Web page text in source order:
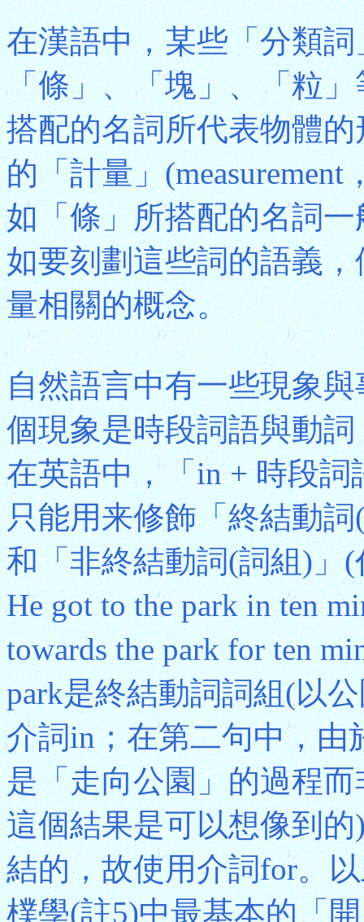
在漢語中，某些「分類
「條」、「塊」、「粒
搭配的名詞所代表物體
的「計量」
如「條」所搭配的名詞
如要刻劃這些詞的語義
量相關的概念。
自然語言中有一些現象
個現象是時段詞語與動
在英語中，「in + 時段
只能用来修飾「終結動
和「非終結動詞(詞組)」
He got to the park in ten
towards the park for ten
park是終結動詞詞組(以
介詞in；在第二句中，由
是「走向公園」的過程
這個結果是可以想像到
結的，故使用介詞for。
樸學(註5)中最基本的「